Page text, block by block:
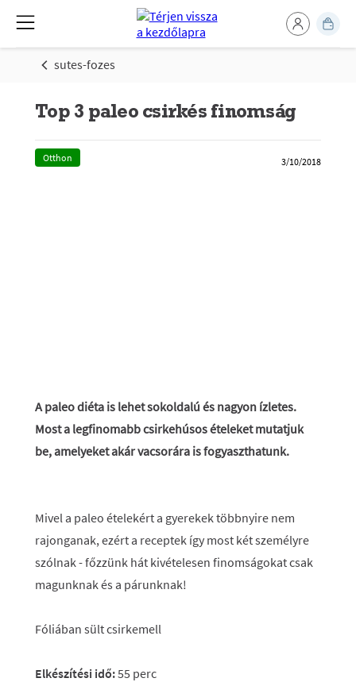
sutes-fozes
Top 3 paleo csirkés finomság
Otthon 3/10/2018
A paleo diéta is lehet sokoldalú és nagyon ízletes.
Most a legfinomabb csirkehúsos ételeket mutatjuk
be, amelyeket akár vacsorára is fogyaszthatunk.
Mivel a paleo ételekért a gyerekek többnyire nem
rajonganak, ezért a receptek így most két személyre
szólnak - főzzünk hát kivételesen finomságokat csak
magunknak és a párunknak!
Fóliában sült csirkemell
Elkészítési idő:55 perc